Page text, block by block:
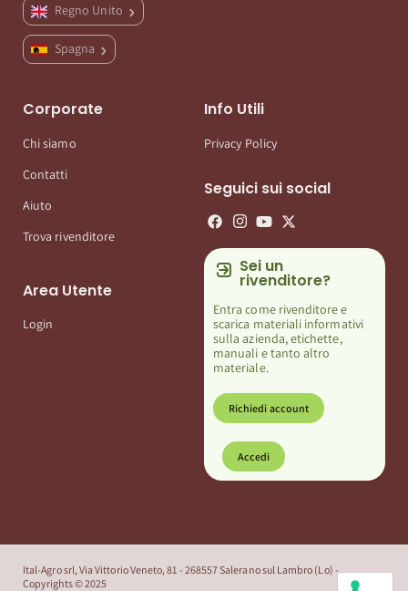
Regno Unito
Spagna
Corporate
Chi siamo
Contatti
Aiuto
Trova rivenditore
Area Utente
Login
Info Utili
Privacy Policy
Seguici sui social
Sei un
rivenditore?
Entra come rivenditore e
scarica materiali informativi
sulla azienda, etichette,
manuali e tanto altro
materiale.
Richiedi account
Accedi
Ital-Agro srl, Via Vittorio Veneto, 81 - 268557 Salerano sul Lambro (Lo) -
Copyrights © 2025